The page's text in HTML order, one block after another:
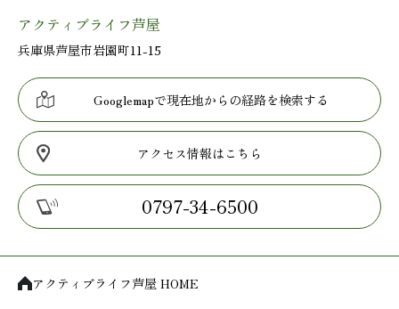
アクティブライフ芦屋
兵庫県芦屋市岩園町11-15
Googlemapで現在地からの経路を検索する
アクセス情報はこちら
0797-34-6500
アクティブライフ芦屋 HOME